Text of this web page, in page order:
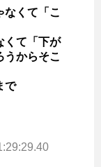
なくて「こ
くて「下が
うからそこ
で